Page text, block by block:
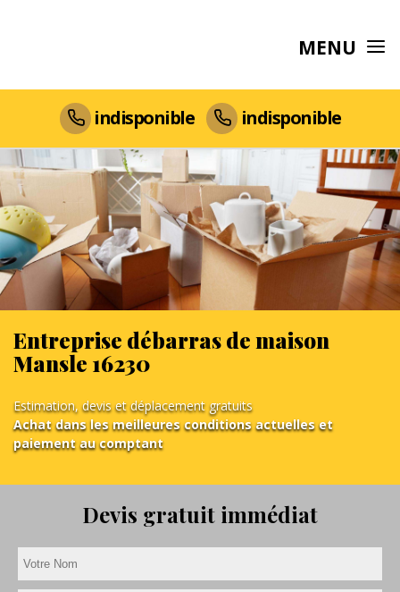
MENU
indisponible indisponible
Entreprise débarras de maison
Mansle 16230
Estimation, devis et déplacement gratuits
Achat dans les meilleures conditions actuelles et
paiement au comptant
Devis gratuit immédiat